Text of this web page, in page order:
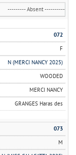
--------- Absent ----------
072
F
N (MERCI NANCY 2025)
WOODED
MERCI NANCY
GRANGES Haras des
073
M